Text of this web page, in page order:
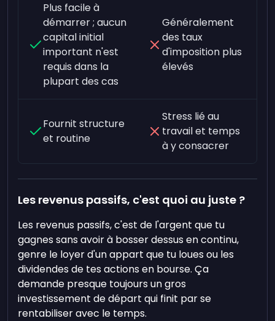
Plus facile à
démarrer ; aucun
capital initial
important n'est
requis dans la
plupart des cas
Généralement
des taux
d'imposition plus
élevés
Fournit structure
et routine
Stress lié au
travail et temps
à y consacrer
Les revenus passifs, c'est quoi au juste ?
Les revenus passifs, c'est de l'argent que tu
gagnes sans avoir à bosser dessus en continu,
genre le loyer d'un appart que tu loues ou les
dividendes de tes actions en bourse. Ça
demande presque toujours un gros
investissement de départ qui finit par se
rentabiliser avec le temps.